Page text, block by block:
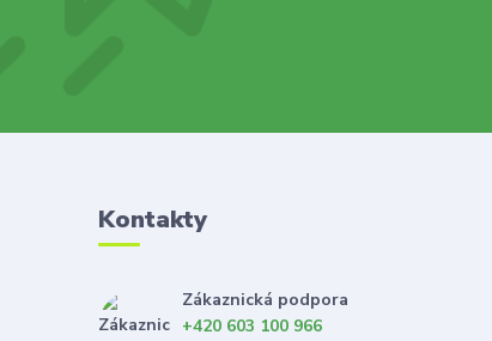
Kontakty
Zákaznická podpora
+420 603 100 966